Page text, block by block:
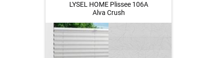
LYSEL HOME Plissee 106A
Alva Crush